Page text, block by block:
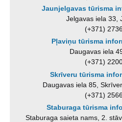
Jaunjelgavas tūrisma
Jelgavas iela 33,
(+371)
Pļaviņu tūrisma
Daugavas iela
(+371)
Skrīveru tūrisma
Daugavas iela 85,
(+371)
Staburaga tūrisma
Staburaga saieta nams, 2.